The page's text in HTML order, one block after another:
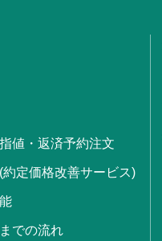
値・返済予約注文
定価格改善サービス)
での流れ